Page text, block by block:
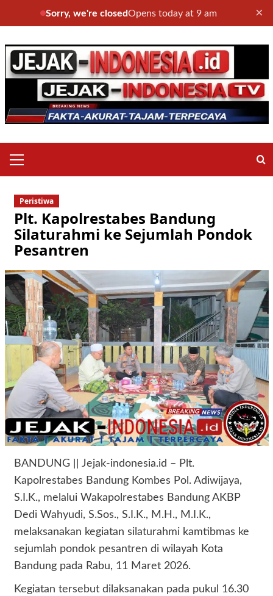
Sorry, we're closedOpens today at 9 am ×
to
content
Menu
Peristiwa
Plt. Kapolrestabes Bandung
Silaturahmi ke Sejumlah Pondok
Pesantren
BANDUNG || Jejak-indonesia.id – Plt.
Kapolrestabes Bandung Kombes Pol. Adiwijaya,
S.I.K., melalui Wakapolrestabes Bandung AKBP
Dedi Wahyudi, S.Sos., S.I.K., M.H., M.I.K.,
melaksanakan kegiatan silaturahmi kamtibmas ke
sejumlah pondok pesantren di wilayah Kota
Bandung pada Rabu, 11 Maret 2026.
Kegiatan tersebut dilaksanakan pada pukul 16.30